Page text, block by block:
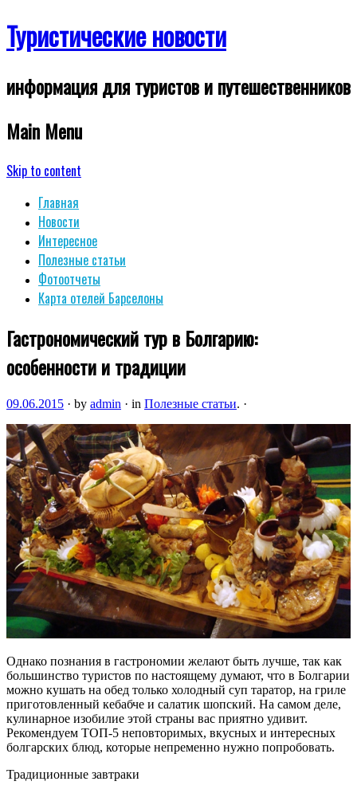
Туристические новости
информация для туристов и путешественников
Main Menu
Skip to content
Главная
Новости
Интересное
Полезные статьи
Фотоотчеты
Карта отелей Барселоны
Гастрономический тур в Болгарию:
особенности и традиции
09.06.2015 · by admin · in Полезные статьи. ·
Однако познания в гастрономии желают быть лучше, так как
большинство туристов по настоящему думают, что в Болгарии
можно кушать на обед только холодный суп таратор, на гриле
приготовленный кебабче и салатик шопский. На самом деле,
кулинарное изобилие этой страны вас приятно удивит.
Рекомендуем ТОП-5 неповторимых, вкусных и интересных
болгарских блюд, которые непременно нужно попробовать.
Традиционные завтраки